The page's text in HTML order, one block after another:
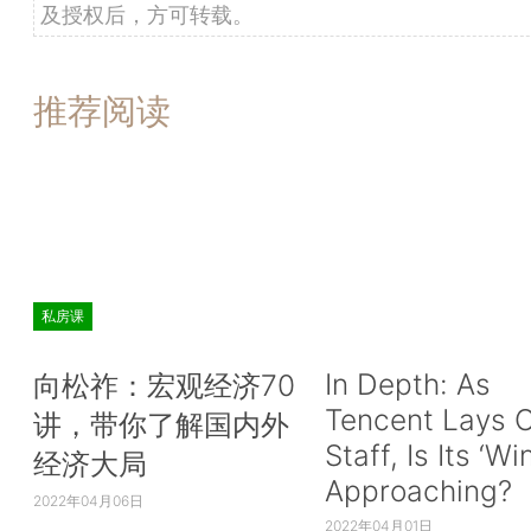
及授权后，方可转载。
推荐阅读
私房课
向松祚：宏观经济70
讲，带你了解国内外
经济大局
2022年04月06日
In Depth: As
Tencent Lays
Staff, Is Its
Approaching?
2022年04月01日